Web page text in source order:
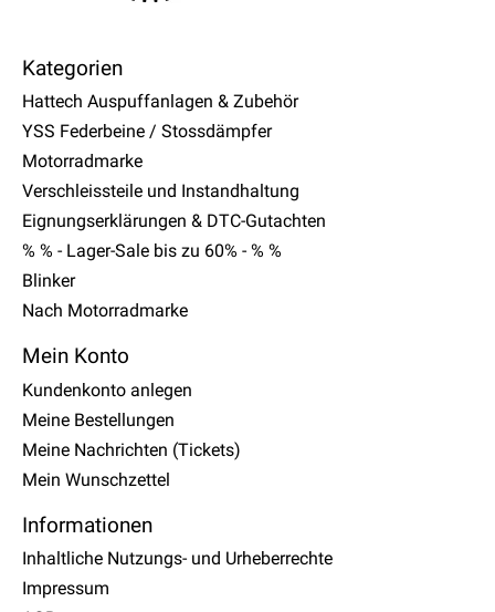
Kategorien
Hattech Auspuffanlagen & Zubehör
YSS Federbeine / Stossdämpfer
Motorradmarke
Verschleissteile und Instandhaltung
Eignungserklärungen & DTC-Gutachten
% % - Lager-Sale bis zu 60% - % %
Blinker
Nach Motorradmarke
Mein Konto
Kundenkonto anlegen
Meine Bestellungen
Meine Nachrichten (Tickets)
Mein Wunschzettel
Informationen
Inhaltliche Nutzungs- und Urheberrechte
Impressum